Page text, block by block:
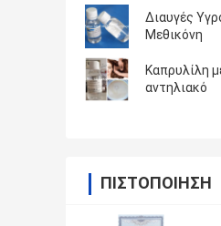
Διαυγές
Μεθικόνη
Καπρυλίλη
αντηλιακό
ΠΙΣΤΟΠΟΊΗΣΗ